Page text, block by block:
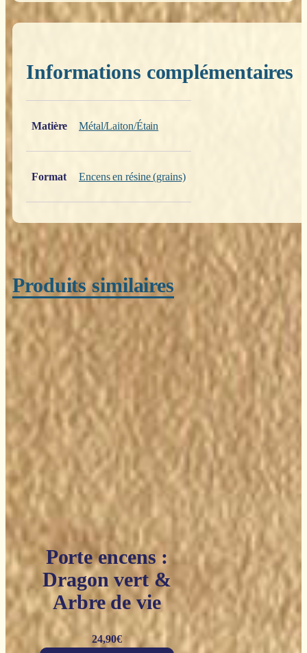
Informations complémentaires
Matière
Métal/Laiton/Étain
Format Encens en résine (grains)
Produits similaires
Porte encens :
Dragon vert &
Arbre de vie
24,90€